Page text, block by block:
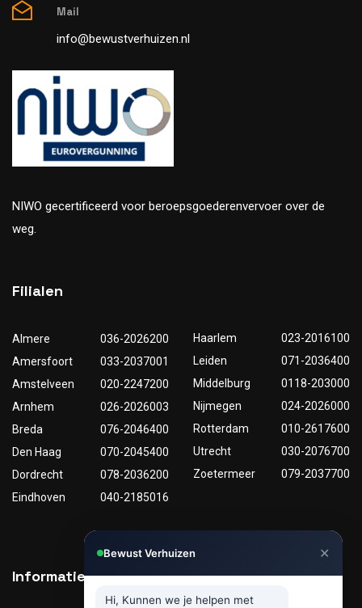
Mail
info@bewustverhuizen.nl
NIWO gecertificeerd voor beroepsgoederenvervoer over de
weg.
Filialen
Almere
036-2026200
Amersfoort
033-2037001
Amstelveen
020-2247200
Arnhem
026-2026003
Breda
076-2046400
Den Haag
070-2045400
Dordrecht
078-2036200
Eindhoven
040-2185016
Haarlem
023-2016100
Leiden
071-2036400
Middelburg
0118-203000
Nijmegen
024-2026000
Rotterdam
010-2617600
Utrecht
030-2076700
Zoetermeer
079-2037700
Informatie Nuttige links
Bewust Verhuizen ✕
Hi, Kunnen we je helpen met